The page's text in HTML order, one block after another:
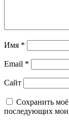
Имя *
Email *
Сайт
Сохранить моё
последующих